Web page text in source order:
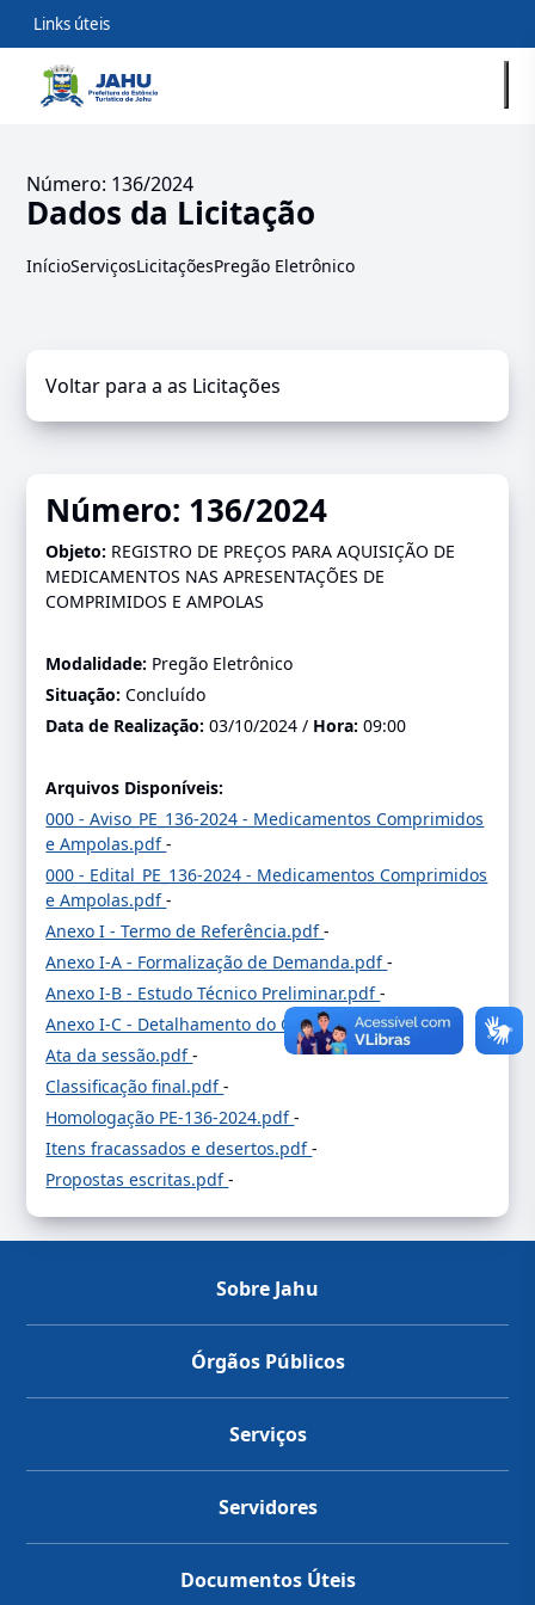
Links úteis
Número: 136/2024
Dados da Licitação
InícioServiçosLicitaçõesPregão Eletrônico
Voltar para a as Licitações
Número: 136/2024
Objeto: REGISTRO DE PREÇOS PARA AQUISIÇÃO DE
MEDICAMENTOS NAS APRESENTAÇÕES DE
COMPRIMIDOS E AMPOLAS
Modalidade: Pregão Eletrônico
Situação:Concluído
Data de Realização:03/10/2024 / Hora:09:00
Arquivos Disponíveis:
000 - Aviso_PE_136-2024 - Medicamentos Comprimidos
e Ampolas.pdf-
000 - Edital_PE_136-2024 - Medicamentos Comprimidos
e Ampolas.pdf-
Anexo I - Termo de Referência.pdf-
Anexo I-A - Formalização de Demanda.pdf-
Anexo I-B - Estudo Técnico Preliminar.pdf-
Anexo I-C - Detalhamento do Objeto.pdf-
Ata da sessão.pdf-
Classificação final.pdf-
Homologação PE-136-2024.pdf-
Itens fracassados e desertos.pdf-
Propostas escritas.pdf-
Sobre Jahu
Órgãos Públicos
Serviços
Servidores
Documentos Úteis